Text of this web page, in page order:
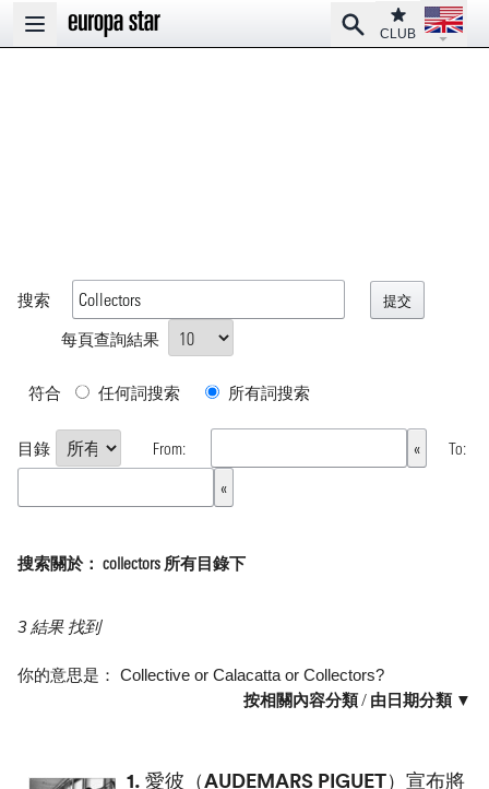
Open main menu
SearchClub
CLUB
Open
搜索
每頁查詢結果
符合 任何詞搜索 所有詞搜索
目錄 From: To:
搜索關於： collectors 所有目錄下
3 結果 找到
你的意思是： Collective or Calacatta or Collectors?
按相關內容分類/ 由日期分類 ▼
1. 愛彼（AUDEMARS PIGUET）宣布將